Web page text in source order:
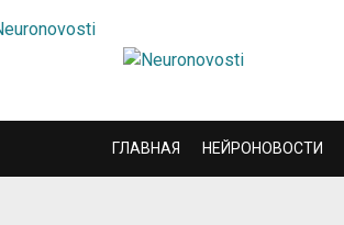
ГЛАВНАЯ НЕЙРОНОВОСТИ